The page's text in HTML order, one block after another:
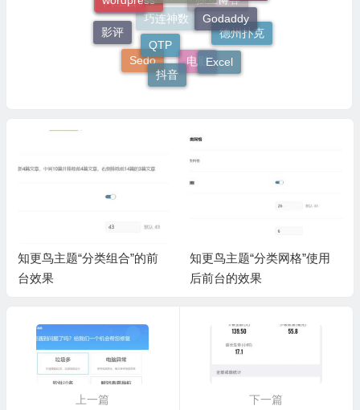
独立博客
巧连神数
阿里云
德州扑克
电影
Sedo
影评
Godaddy
Excel
抖音
QTP
知更鸟主题“分类组合”的前
台效果
知更鸟主题“分类网格”使用
后前台的效果
上一篇
下一篇